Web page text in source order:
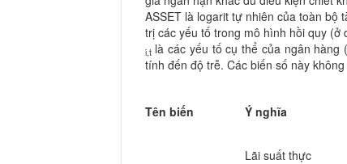
ASSET là logarit tự nhiên của toàn bộ
trị các yếu tố trong mô hình hồi quy (ở
i,tlà các yếu tố cụ thể của ngân hàng
tính đến độ trễ. Các biến số này
Tên biến Ý nghĩa
Lãi suất thực